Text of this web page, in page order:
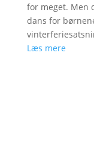
for meget. Men
dans for
Læs mere